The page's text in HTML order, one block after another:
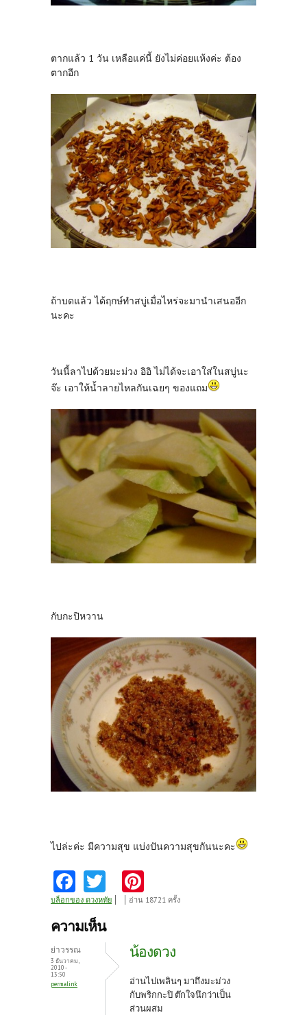
ตากแล้ว 1 วัน เหลือแค่นี้ ยังไม่ค่อยแห้งค่ะ ต้อง
ตากอีก
ถ้าบดแล้ว ได้ฤกษ์ทำสบู่เมื่อไหร่จะมานำเสนออีก
นะคะ
วันนี้ลาไปด้วยมะม่วง อิอิ ไม่ได้จะเอาใส่ในสบู่นะ
จ๊ะ เอาให้น้ำลายไหลกันเฉยๆ ของแถม
กับกะปิหวาน
ไปล่ะค่ะ มีความสุข แบ่งปันความสุขกันนะคะ
Fa
ce
b
o
o
k
w
itt
nt
es
t
บล็อกของ ดวงหทัย อ่าน 18721 ครั้ง
ความเห็น
ย่าวรรณ
3 ธันวาคม,
2010 -
13:50
permalink
น้องดวง
อ่านไปเพลินๆ มาถึงมะม่วง
กับพริกกะปิ ต๊กใจนึกว่าเป็น
ส่วนผสม